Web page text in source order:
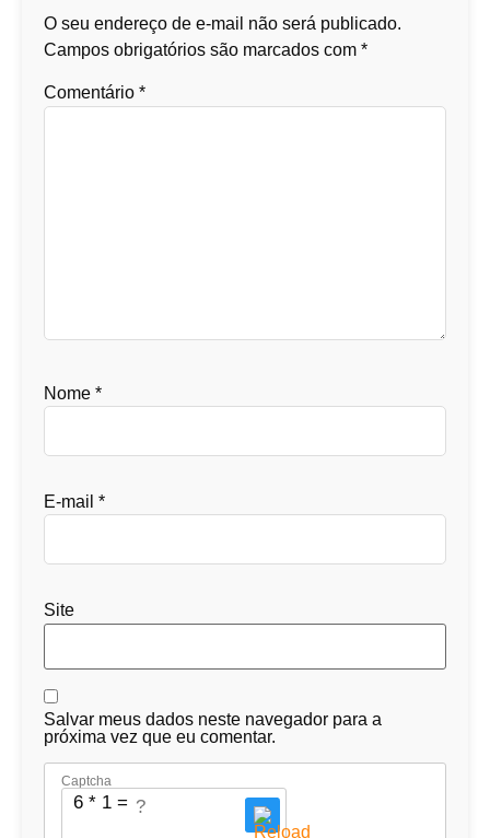
O seu endereço de e-mail não será publicado.
Campos obrigatórios são marcados com *
Comentário *
Nome *
E-mail *
Site
Salvar meus dados neste navegador para a
próxima vez que eu comentar.
Captcha
6 * 1 = ?